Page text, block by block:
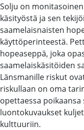
Solju on
käsityöstä ja sen
saamelaisnaisten
käyttöperinteestä.
hopeaseppä, joka
saamelaiskäsitöiden
Länsmanille riskut
riskullaan on oma
opettaessa
luontokuvaukset
kulttuuriin.